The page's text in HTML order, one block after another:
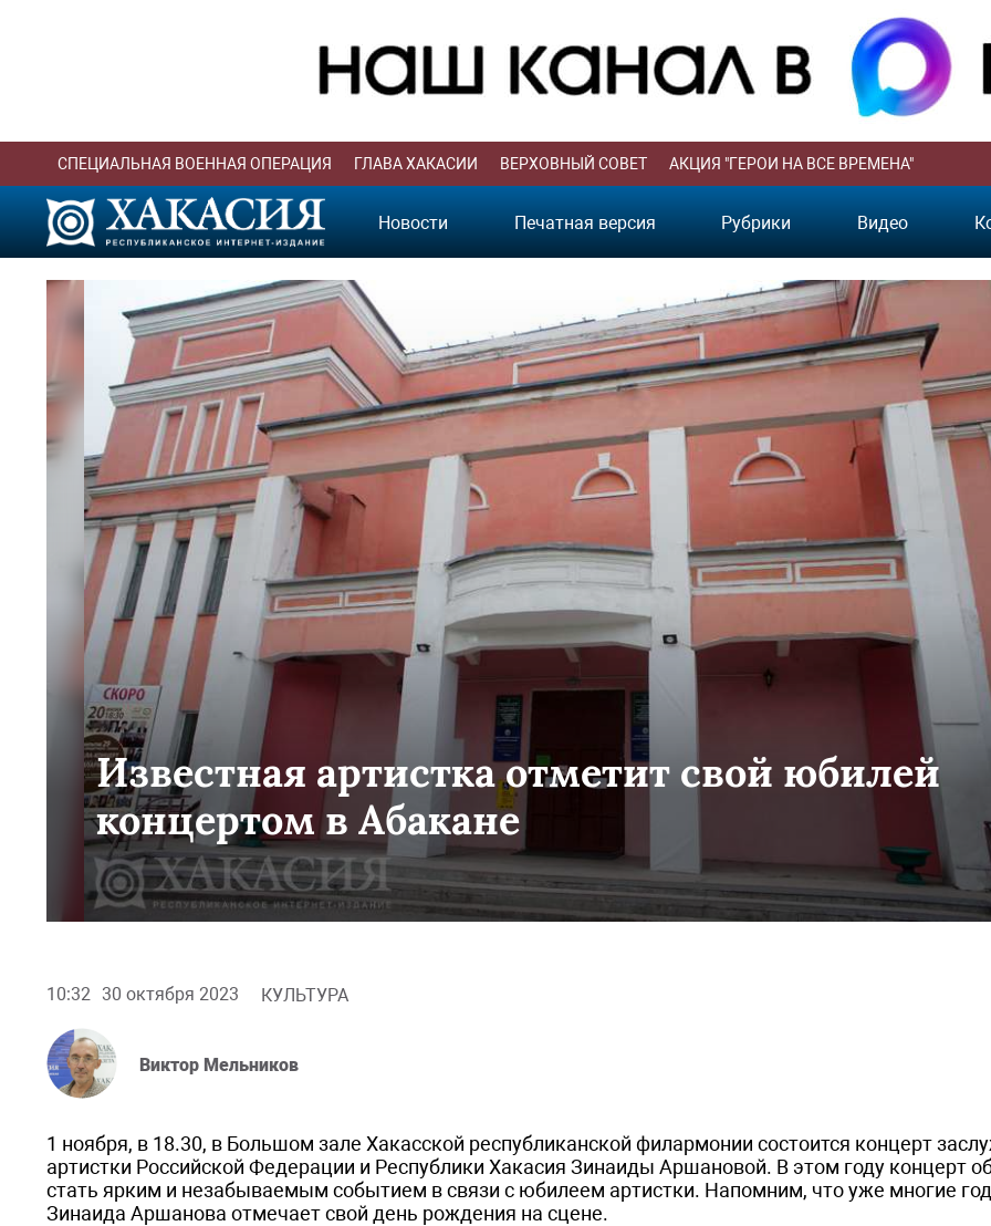
СПЕЦИАЛЬНАЯ ВОЕННАЯ ОПЕРАЦИЯ ГЛАВА ХАКАСИИ ВЕРХОВНЫЙ СОВЕТ АКЦИЯ "ГЕРОИ НА ВСЕ ВРЕМЕНА"
Новости Печатная версия Рубрики Видео
Известная артистка отметит свой юбилей
концертом в Абакане
10:32 30 октября 2023 КУЛЬТУРА
Виктор Мельников
1 ноября, в 18.30, в Большом зале Хакасской республиканской филармонии состоится концерт
артистки Российской Федерации и Республики Хакасия Зинаиды Аршановой. В этом году концерт
стать ярким и незабываемым событием в связи с юбилеем артистки. Напомним, что уже многие
Зинаида Аршанова отмечает свой день рождения на сцене.